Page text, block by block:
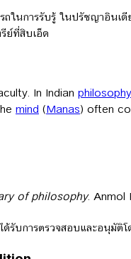
ในการรับรู้ ในปรัชญาอินเ
ย์ที่สิบเอ็ด
In Indian philosophy
mind (Manas) often
of philosophy. Anmol
รับการตรวจสอบและอนุมั